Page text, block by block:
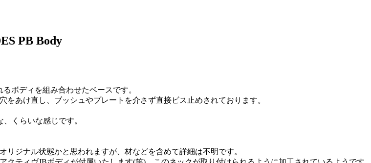
PB Body
ボディを組み合わせたベースです。
あけ直し、ブッシュやプレートを介さず直接ビス止めされております。
くらいな感じです。
ジナル状態かと思われますが、材などを含めて詳細は不明です。